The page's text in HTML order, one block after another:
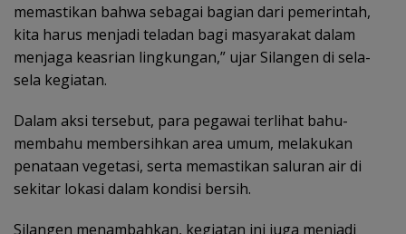
memastikan bahwa sebagai bagian dari pemerintah,
kita harus menjadi teladan bagi masyarakat dalam
menjaga keasrian lingkungan,” ujar Silangen di sela-
sela kegiatan.
Dalam aksi tersebut, para pegawai terlihat bahu-
membahu membersihkan area umum, melakukan
penataan vegetasi, serta memastikan saluran air di
sekitar lokasi dalam kondisi bersih.
Silangen menambahkan, kegiatan ini juga menjadi